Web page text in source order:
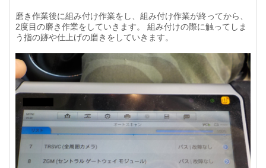
磨き作業後に組み付け作業をし、組み付け作業が終ってから、
2度目の磨き作業をしていきます。 組み付けの際に触ってしま
う指の跡や仕上げの磨きをしていきます。